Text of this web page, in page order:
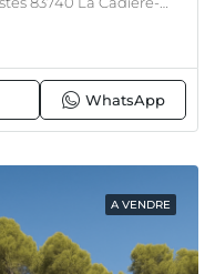
WhatsApp
A VENDRE